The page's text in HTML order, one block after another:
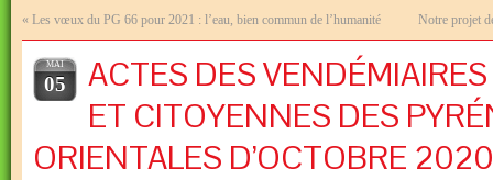
« Les vœux du PG 66 pour 2021 : l’eau, bien commun de l’humanité Notre projet
MAI
05
ACTES DES
ET CITOYENNES DES
ORIENTALES D’OCTOBRE 2020